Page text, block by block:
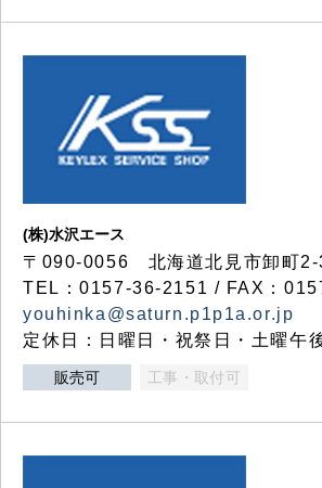
(株)水沢エース
〒090-0056 北海道北見市卸町2-
TEL：0157-36-2151 / FAX：
youhinka@saturn.p1p1a.or.jp
定休日：日曜日・祝祭日・土曜午
販売可 工事・取付可